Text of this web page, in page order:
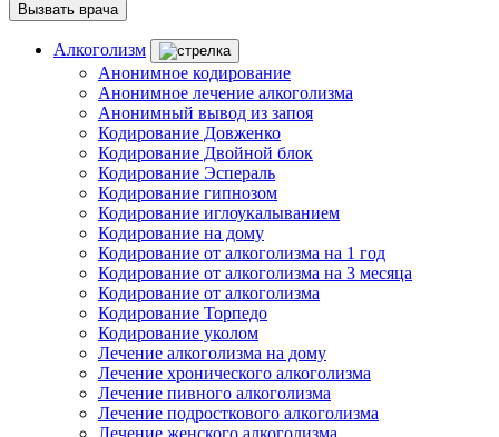
Вызвать врача
Алкоголизм
Анонимное кодирование
Анонимное лечение алкоголизма
Анонимный вывод из запоя
Кодирование Довженко
Кодирование Двойной блок
Кодирование Эспераль
Кодирование гипнозом
Кодирование иглоукалыванием
Кодирование на дому
Кодирование от алкоголизма на 1 год
Кодирование от алкоголизма на 3 месяца
Кодирование от алкоголизма
Кодирование Торпедо
Кодирование уколом
Лечение алкоголизма на дому
Лечение хронического алкоголизма
Лечение пивного алкоголизма
Лечение подросткового алкоголизма
Лечение женского алкоголизма